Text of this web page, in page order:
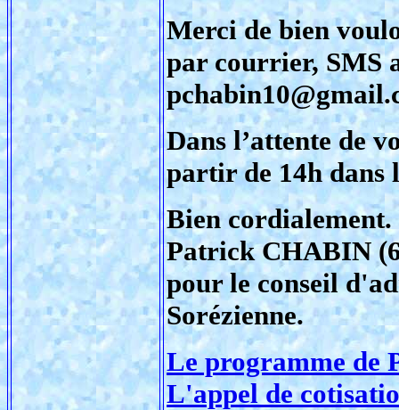
Merci de bien
par courrier, SMS
Dans l’attente de
partir de 14h dans
Bien cordialement.
Patrick CHABIN
pour le conseil
Sorézienne.
Le programme de
L'appel de